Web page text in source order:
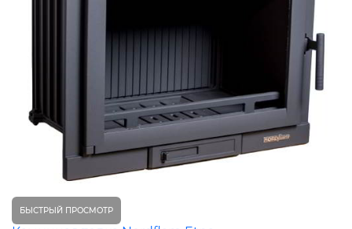
БЫСТРЫЙ ПРОСМОТР